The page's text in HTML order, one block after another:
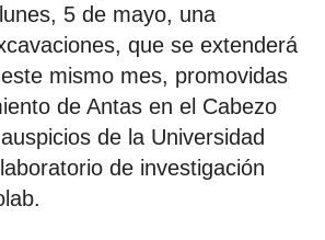
5 de mayo, una
que se extenderá
mismo mes, promovidas
de Antas en el Cabezo
de la Universidad
de investigación